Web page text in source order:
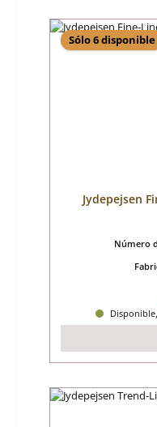
Sólo 6 disponible
Jydepejsen
Número